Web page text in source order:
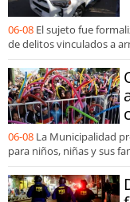
06-08 El sujeto fue
de delitos vinculados a
06-08 La Municipalidad
para niños, niñas y sus